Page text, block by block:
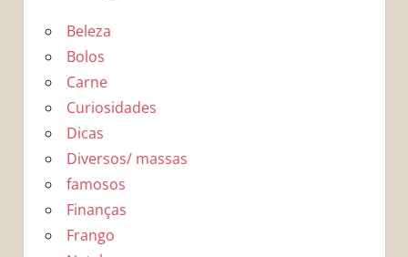
Beleza
Bolos
Carne
Curiosidades
Dicas
Diversos/ massas
famosos
Finanças
Frango